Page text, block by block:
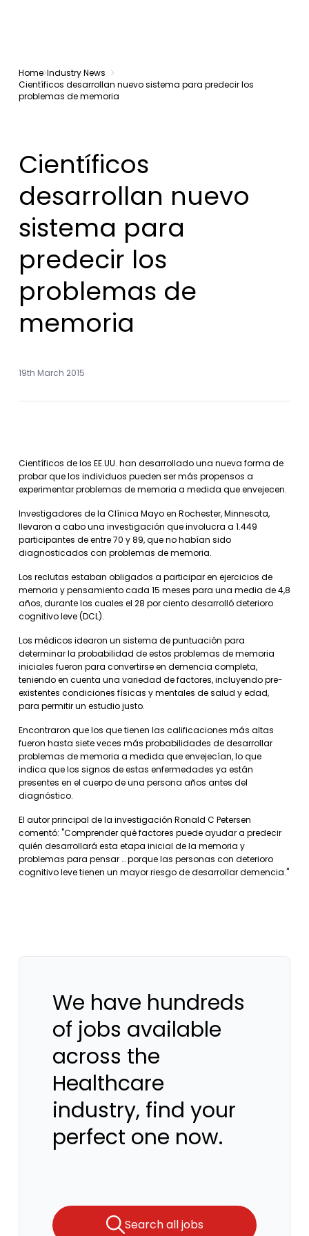
Home Industry News
Científicos desarrollan nuevo sistema para predecir los
problemas de memoria
Científicos
desarrollan nuevo
sistema para
predecir los
problemas de
memoria
19th March 2015
Científicos de los EE.UU. han desarrollado una nueva forma de
probar que los individuos pueden ser más propensos a
experimentar problemas de memoria a medida que envejecen.
Investigadores de la Clínica Mayo en Rochester, Minnesota,
llevaron a cabo una investigación que involucra a 1.449
participantes de entre 70 y 89, que no habían sido
diagnosticados con problemas de memoria.
Los reclutas estaban obligados a participar en ejercicios de
memoria y pensamiento cada 15 meses para una media de 4,8
años, durante los cuales el 28 por ciento desarrolló deterioro
cognitivo leve (DCL).
Los médicos idearon un sistema de puntuación para
determinar la probabilidad de estos problemas de memoria
iniciales fueron para convertirse en demencia completa,
teniendo en cuenta una variedad de factores, incluyendo pre-
existentes condiciones físicas y mentales de salud y edad,
para permitir un estudio justo.
Encontraron que los que tienen las calificaciones más altas
fueron hasta siete veces más probabilidades de desarrollar
problemas de memoria a medida que envejecían, lo que
indica que los signos de estas enfermedades ya están
presentes en el cuerpo de una persona años antes del
diagnóstico.
El autor principal de la investigación Ronald C Petersen
comentó: "Comprender qué factores puede ayudar a predecir
quién desarrollará esta etapa inicial de la memoria y
problemas para pensar … porque las personas con deterioro
cognitivo leve tienen un mayor riesgo de desarrollar demencia."
We have hundreds
of jobs available
across the
Healthcare
industry, find your
perfect one now.
Search all jobs